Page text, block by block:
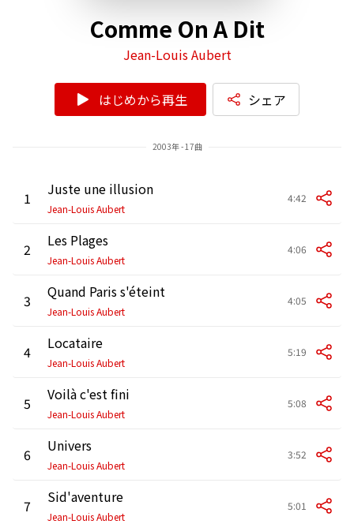
Comme On A Dit
Jean-Louis Aubert
はじめから再生 シェア
2003年 - 17曲
1 Juste une illusion
Jean-Louis Aubert
4:42
2 Les Plages
Jean-Louis Aubert
4:06
3 Quand Paris s'éteint
Jean-Louis Aubert
4:05
4 Locataire
Jean-Louis Aubert
5:19
5 Voilà c'est fini
Jean-Louis Aubert
5:08
6 Univers
Jean-Louis Aubert
3:52
7 Sid'aventure
Jean-Louis Aubert
5:01